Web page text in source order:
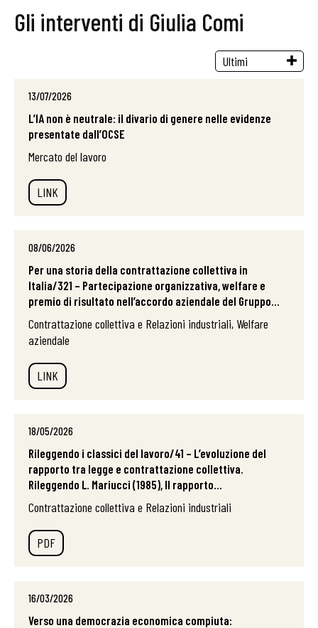
Gli interventi di Giulia Comi
13/07/2026
L’IA non è neutrale: il divario di genere nelle evidenze
presentate dall’OCSE
Mercato del lavoro
LINK
08/06/2026
Per una storia della contrattazione collettiva in
Italia/321 – Partecipazione organizzativa, welfare e
premio di risultato nell’accordo aziendale del Gruppo...
Contrattazione collettiva e Relazioni industriali, Welfare
aziendale
LINK
18/05/2026
Rileggendo i classici del lavoro/41 – L’evoluzione del
rapporto tra legge e contrattazione collettiva.
Rileggendo L. Mariucci (1985), Il rapporto...
Contrattazione collettiva e Relazioni industriali
PDF
16/03/2026
Verso una democrazia economica compiuta: